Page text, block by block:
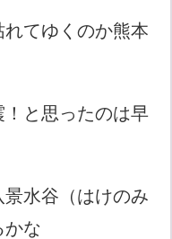
てゆくのか熊本
と思ったのは早
水谷（はけのみ
かな